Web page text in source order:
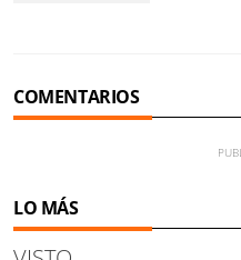
COMENTARIOS
LO MÁS